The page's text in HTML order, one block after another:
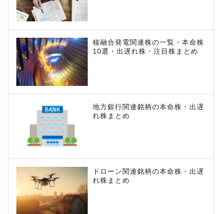
核融合発電関連株の一覧・本命株
10選・出遅れ株・注目株まとめ
地方銀行関連銘柄の本命株・出遅
れ株まとめ
ドローン関連銘柄の本命株・出遅
れ株まとめ